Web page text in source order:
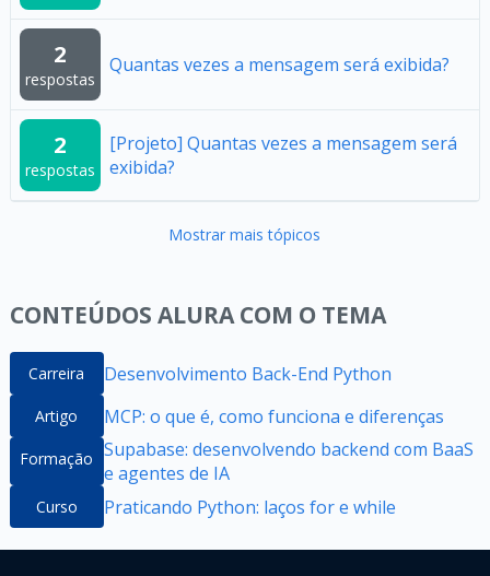
2
respostas
Quantas vezes a mensagem será exibida?
2
respostas
[Projeto] Quantas vezes a mensagem será
exibida?
Mostrar mais tópicos
CONTEÚDOS ALURA COM O TEMA
Carreira Desenvolvimento Back-End Python
Artigo MCP: o que é, como funciona e diferenças
Formação Supabase: desenvolvendo backend com BaaS
e agentes de IA
Curso Praticando Python: laços for e while